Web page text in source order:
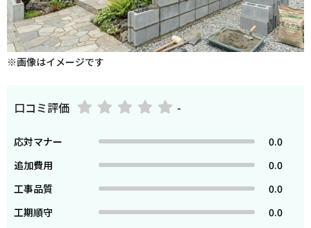
※画像はイメージです
口コミ評価 -
応対マナー
0.0
追加費用
0.0
工事品質
0.0
工期順守
0.0